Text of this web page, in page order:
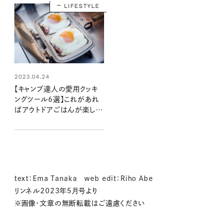
LIFESTYLE
2023.04.24
【キャンプ達人の愛用クッキ
ングツール6選】これがあれ
ばアウトドアごはんが楽し
text：Ema Tanaka web edit：Riho Abe
リンネル2023年5月号より
※画像・文章の無断転載はご遠慮ください